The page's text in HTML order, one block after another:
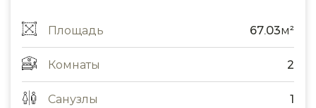
Площадь 67.03м²
Комнаты 2
Санузлы 1